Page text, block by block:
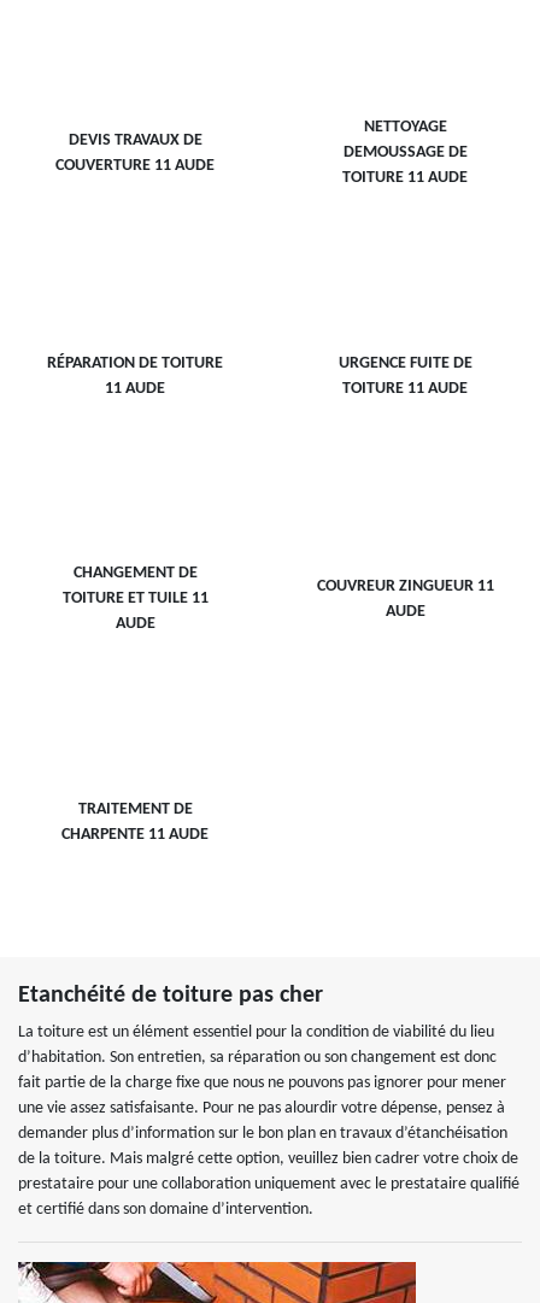
DEVIS TRAVAUX DE
COUVERTURE 11 AUDE
NETTOYAGE
DEMOUSSAGE DE
TOITURE 11 AUDE
RÉPARATION DE TOITURE
11 AUDE
URGENCE FUITE DE
TOITURE 11 AUDE
CHANGEMENT DE
TOITURE ET TUILE 11
AUDE
COUVREUR ZINGUEUR 11
AUDE
TRAITEMENT DE
CHARPENTE 11 AUDE
Etanchéité de toiture pas cher
La toiture est un élément essentiel pour la condition de viabilité du lieu
d’habitation. Son entretien, sa réparation ou son changement est donc
fait partie de la charge fixe que nous ne pouvons pas ignorer pour mener
une vie assez satisfaisante. Pour ne pas alourdir votre dépense, pensez à
demander plus d’information sur le bon plan en travaux d’étanchéisation
de la toiture. Mais malgré cette option, veuillez bien cadrer votre choix de
prestataire pour une collaboration uniquement avec le prestataire qualifié
et certifié dans son domaine d’intervention.